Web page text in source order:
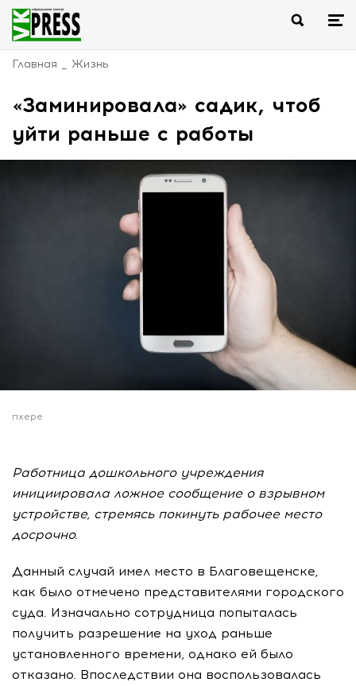
Главная Жизнь
«Заминировала» садик, чтоб
уйти раньше с работы
пхере
Работница дошкольного учреждения
инициировала ложное сообщение о взрывном
устройстве, стремясь покинуть рабочее место
досрочно.
Данный случай имел место в Благовещенске,
как было отмечено представителями городского
суда. Изначально сотрудница попыталась
получить разрешение на уход раньше
установленного времени, однако ей было
отказано. Впоследствии она воспользовалась